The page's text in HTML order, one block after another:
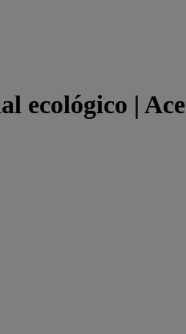
ecológico |